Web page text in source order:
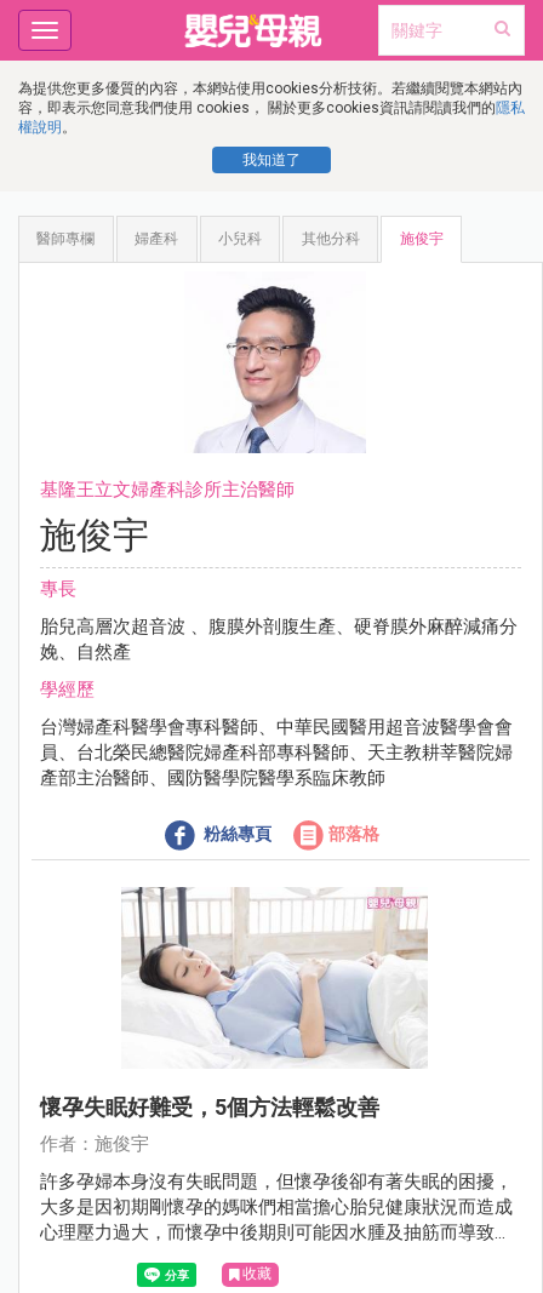
為提供您更多優質的內容，本網站使用cookies分析技術。若繼續閱覽本網站內
容，即表示您同意我們使用 cookies， 關於更多cookies資訊請閱讀我們的隱私
權說明 。
我知道了
Toggle
navigation
醫師專欄 婦產科 小兒科 其他分科 施俊宇
基隆王立文婦產科診所主治醫師
施俊宇
專長
胎兒高層次超音波 、腹膜外剖腹生產、硬脊膜外麻醉減痛分
娩、自然產
學經歷
台灣婦產科醫學會專科醫師、中華民國醫用超音波醫學會會
員、台北榮民總醫院婦產科部專科醫師、天主教耕莘醫院婦
產部主治醫師、國防醫學院醫學系臨床教師
粉絲專頁 部落格
懷孕失眠好難受，5個方法輕鬆改善
作者：施俊宇
許多孕婦本身沒有失眠問題，但懷孕後卻有著失眠的困擾，
大多是因初期剛懷孕的媽咪們相當擔心胎兒健康狀況而造成
心理壓力過大，而懷孕中後期則可能因水腫及抽筋而導致睡
眠品質下降，以致於晚上失眠、白天沒精神，長期下來成為
一個惡性循環，雖然多數孕婦在孕期結束後便回歸正常，但
收藏